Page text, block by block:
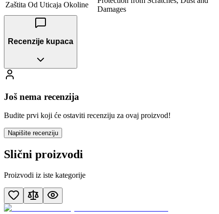
Zaštita Od Uticaja Okoline
Damages
Recenzije kupaca
Još nema recenzija
Budite prvi koji će ostaviti recenziju za ovaj proizvod!
Napišite recenziju
Slični proizvodi
Proizvodi iz iste kategorije